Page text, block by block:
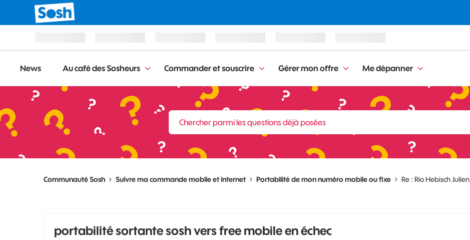
News Au café des Sosheurs Commander et souscrire Gérer mon offre Me dépanner
Communauté Sosh Suivre ma commande mobile et internet Portabilité de mon numéro mobile ou fixe Re : Rio Hebisch Julien
portabilité sortante sosh vers free mobile en échec